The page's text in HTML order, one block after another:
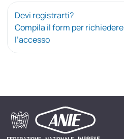
Devi registrarti?
Compila il form per richiedere
l’accesso